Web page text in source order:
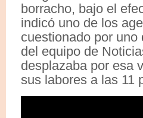
borracho, bajo el
indicó uno de los
cuestionado por uno
del equipo de
desplazaba por esa
sus labores a las 11